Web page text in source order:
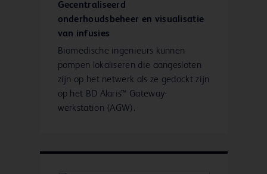
Gecentraliseerd
onderhoudsbeheer en visualisatie
van infusies
Biomedische ingenieurs kunnen
pompen lokaliseren die aangesloten
zijn op het netwerk als ze gedockt zijn
op het BD Alaris™ Gateway-
werkstation (AGW).